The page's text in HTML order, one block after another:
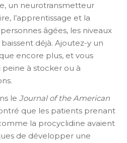
un neurotransmetteur
l’apprentissage et la
âgées, les niveaux
déjà. Ajoutez-y un
encore plus, et vous
à stocker ou à
le Journal of the American
que les patients prenant
la procyclidine avaient
de développer une